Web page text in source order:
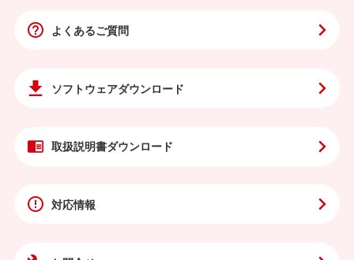
よくあるご質問
ソフトウェアダウンロード
取扱説明書ダウンロード
対応情報